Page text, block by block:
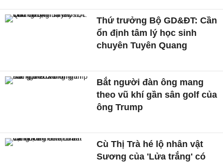
Thứ trưởng Bộ GD&ĐT: Cần
ổn định tâm lý học sinh
chuyên Tuyên Quang
Bắt người đàn ông mang
theo vũ khí gần sân golf của
ông Trump
Cù Thị Trà hé lộ nhân vật
Sương của 'Lửa trắng' có